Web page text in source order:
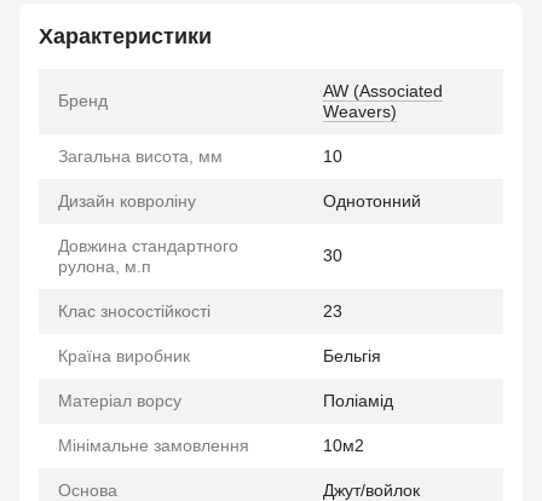
Характеристики
Бренд
AW (Associated
Weavers)
Загальна висота, мм 10
Дизайн ковроліну Однотонний
Довжина стандартного
рулона, м.п
30
Клас зносостійкості 23
Країна виробник Бельгія
Матеріал ворсу Поліамід
Мінімальне замовлення 10м2
Основа Джут/войлок